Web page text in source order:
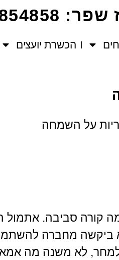
052-5854858
הכשרת יועצים
על השמחה
סביבה. אתמול
ביקשה מחברה
לא משנה מה אמא